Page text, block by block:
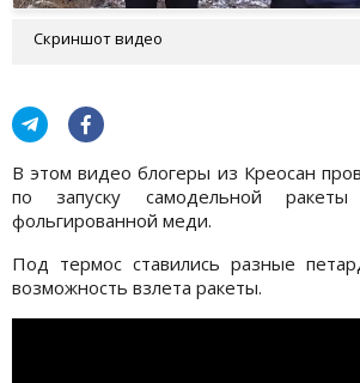
Скриншот видео
В этом видео блогеры из Креосан
по запуску самодельной
фольгированной меди.
Под термос ставились разные
возможность взлета ракеты.